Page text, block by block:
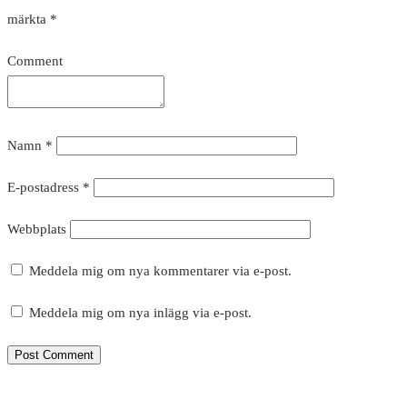
märkta *
Comment
Namn *
E-postadress *
Webbplats
Meddela mig om nya kommentarer via e-post.
Meddela mig om nya inlägg via e-post.